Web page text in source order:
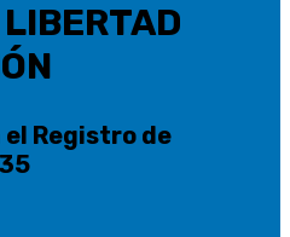
el Registro de